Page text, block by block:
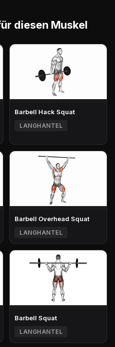
diesen Muskel
Barbell Hack Squat
LANGHANTEL
Barbell Overhead Squat
LANGHANTEL
Barbell Squat
LANGHANTEL